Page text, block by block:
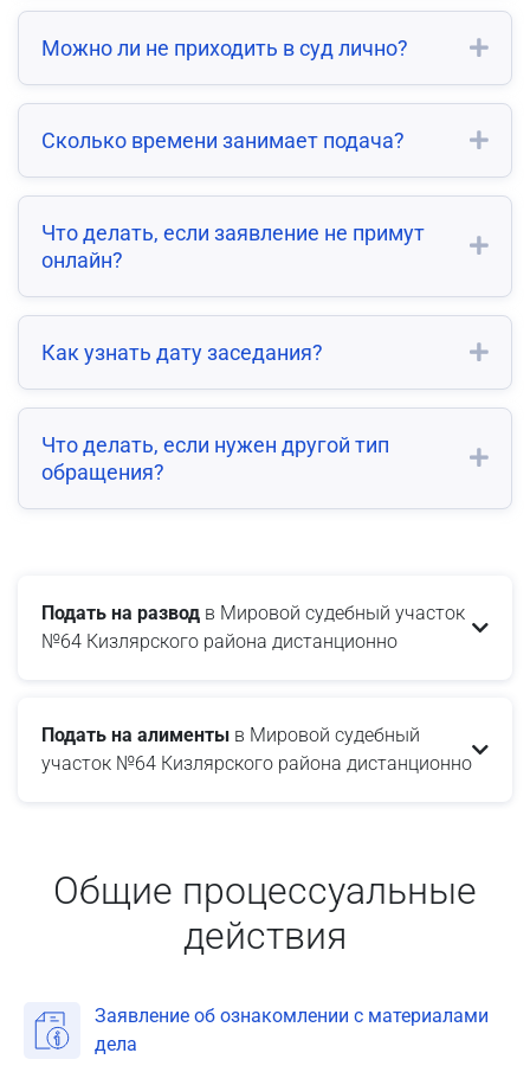
Можно ли не приходить в суд лично?
Сколько времени занимает подача?
Что делать, если заявление не примут
онлайн?
Как узнать дату заседания?
Что делать, если нужен другой тип
обращения?
Подать на развод в Мировой судебный участок
№64 Кизлярского района дистанционно
Подать на алименты в Мировой судебный
участок №64 Кизлярского района дистанционно
Общие процессуальные
действия
Заявление об ознакомлении с материалами
дела